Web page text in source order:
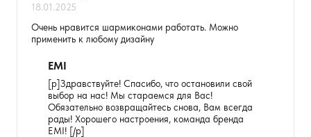
Реферальная программа
О нас
Контакты
Ваше имя
Расскажите о впечатлениях
18.01.2025
Очень нравится шармиконами работать. Можно
применить к любому дизайну
EMI
[p]Здравствуйте! Спасибо, что остановили свой
выбор на нас! Мы стараемся для Вас!
Обязательно возвращайтесь снова, Вам всегда
рады! Хорошего настроения, команда бренда
EMI! [/p]